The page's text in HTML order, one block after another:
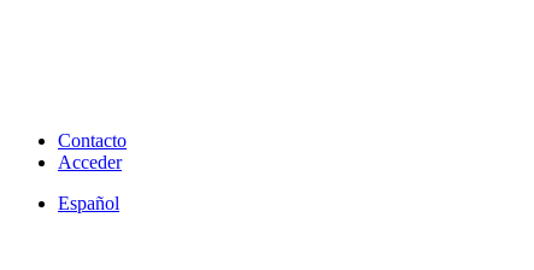
Contacto
Acceder
Español